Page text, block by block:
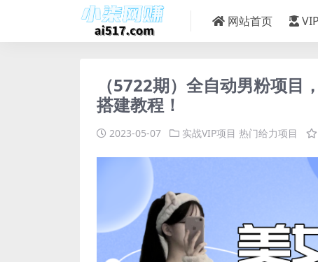
网站首页
（5722期）全自动男粉项
搭建教程！
2023-05-07 实战VIP项目 热门给力项目